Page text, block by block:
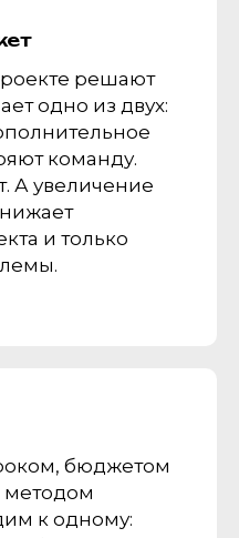
решают
одно из двух:
команду.
А увеличение
и только
бюджетом
методом
к одному: